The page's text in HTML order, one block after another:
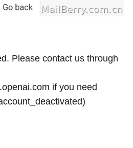
Please contact us through
if you need